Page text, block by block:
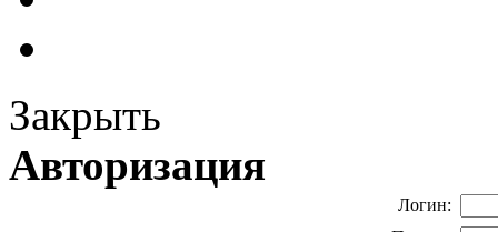
Закрыть
Авторизация
Логин: